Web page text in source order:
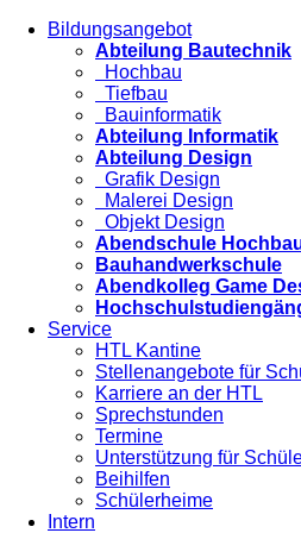
Bildungsangebot
Abteilung Bautechnik
Hochbau
Tiefbau
Bauinformatik
Abteilung Informatik
Abteilung Design
Grafik Design
Malerei Design
Objekt Design
Abendschule
Bauhandwerkschule
Abendkolleg Game
Service
HTL Kantine
Stellenangebote für
Karriere an der HTL
Sprechstunden
Termine
Unterstützung für
Beihilfen
Schülerheime
Intern